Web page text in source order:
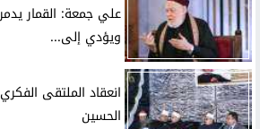
علي جمعة: القمار
ويؤدي إلى...
انعقاد الملتقى
الحسين